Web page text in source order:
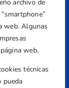
archivo de
web. Algunas
web.
técnicas
pueda
Peral i
46980,